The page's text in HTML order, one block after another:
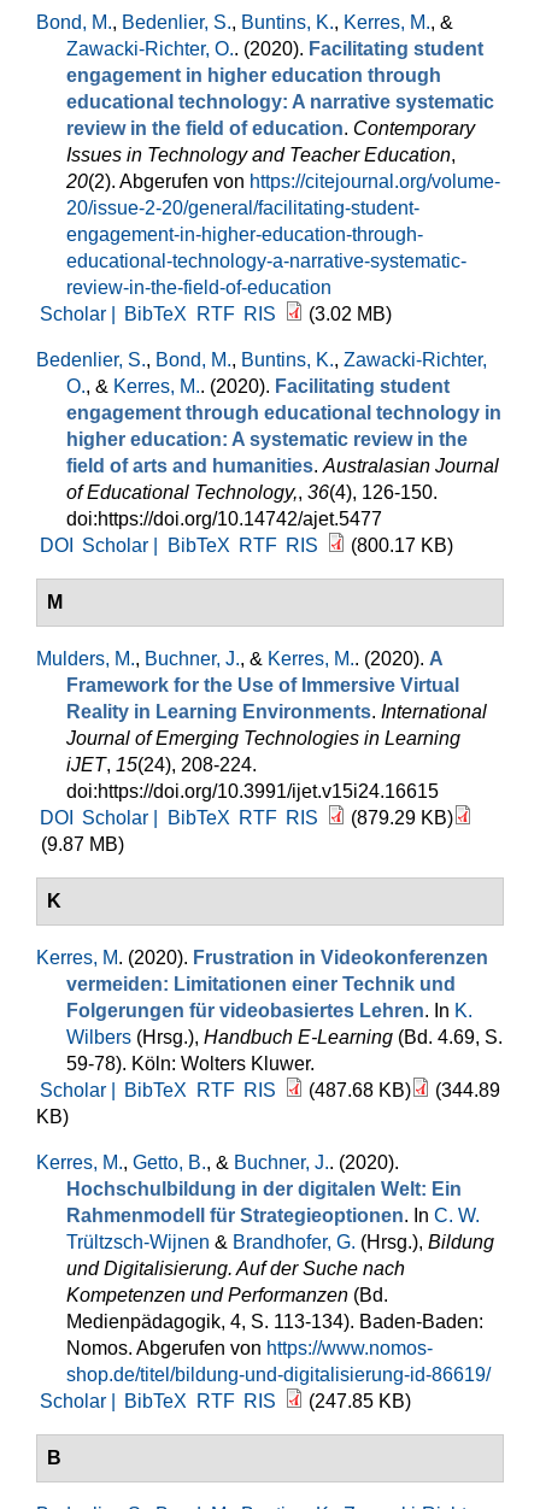
Bond, M., Bedenlier, S., Buntins, K., Kerres, M., &
Zawacki-Richter, O.. (2020). Facilitating student
engagement in higher education through
educational technology: A narrative systematic
review in the field of education. Contemporary
Issues in Technology and Teacher Education,
20(2). Abgerufen von https://citejournal.org/volume-
20/issue-2-20/general/facilitating-student-
engagement-in-higher-education-through-
educational-technology-a-narrative-systematic-
review-in-the-field-of-education
Scholar |
BibTeX RTF RIS (3.02 MB)
Bedenlier, S., Bond, M., Buntins, K., Zawacki-Richter,
O., & Kerres, M.. (2020). Facilitating student
engagement through educational technology in
higher education: A systematic review in the
field of arts and humanities. Australasian Journal
of Educational Technology,, 36(4), 126-150.
doi:https://doi.org/10.14742/ajet.5477
DOI
Scholar | BibTeX RTF RIS (800.17 KB)
M
Mulders, M., Buchner, J., & Kerres, M.. (2020). A
Framework for the Use of Immersive Virtual
Reality in Learning Environments. International
Journal of Emerging Technologies in Learning
iJET, 15(24), 208-224.
doi:https://doi.org/10.3991/ijet.v15i24.16615
DOI
Scholar | BibTeX RTF RIS
(879.29 KB)
(9.87 MB)
K
Kerres, M. (2020). Frustration in Videokonferenzen
vermeiden: Limitationen einer Technik und
Folgerungen für videobasiertes Lehren. In K.
Wilbers (Hrsg.), Handbuch E-Learning (Bd. 4.69, S.
59-78). Köln: Wolters Kluwer.
Scholar |
BibTeX RTF RIS (487.68 KB)
(344.89
KB)
Kerres, M., Getto, B., & Buchner, J.. (2020).
Hochschulbildung in der digitalen Welt: Ein
Rahmenmodell für Strategieoptionen. In C. W.
Trültzsch-Wijnen & Brandhofer, G. (Hrsg.), Bildung
und Digitalisierung. Auf der Suche nach
Kompetenzen und Performanzen (Bd.
Medienpädagogik, 4, S. 113-134). Baden-Baden:
Nomos. Abgerufen von https://www.nomos-
shop.de/titel/bildung-und-digitalisierung-id-86619/
Scholar |
BibTeX RTF RIS (247.85 KB)
B